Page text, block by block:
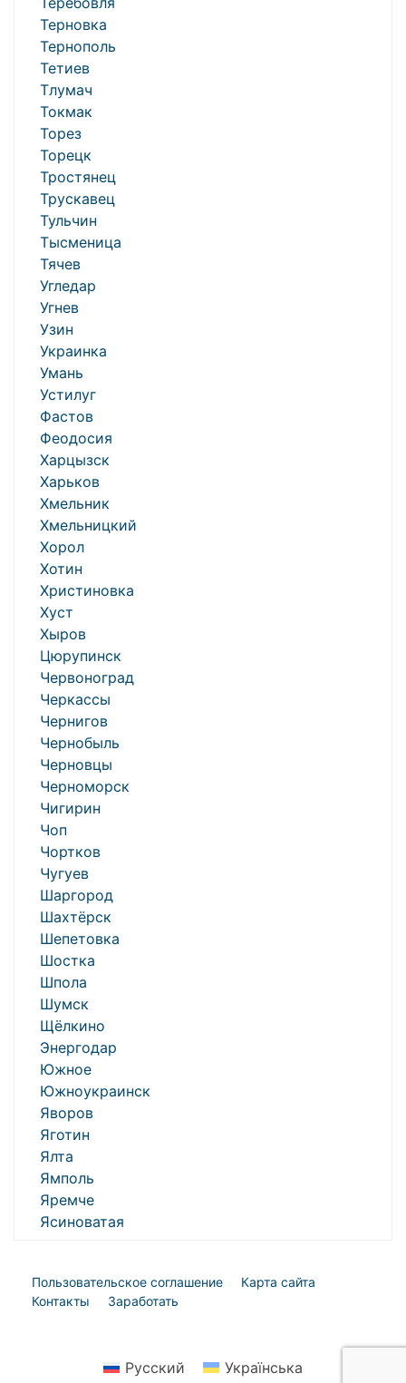
Терновка
Тернополь
Тетиев
Тлумач
Токмак
Торез
Торецк
Тростянец
Трускавец
Тульчин
Тысменица
Тячев
Угледар
Угнев
Узин
Украинка
Умань
Устилуг
Фастов
Феодосия
Харцызск
Харьков
Хмельник
Хмельницкий
Хорол
Хотин
Христиновка
Хуст
Хыров
Цюрупинск
Червоноград
Черкассы
Чернигов
Чернобыль
Черновцы
Черноморск
Чигирин
Чоп
Чортков
Чугуев
Шаргород
Шахтёрск
Шепетовка
Шостка
Шпола
Шумск
Щёлкино
Энергодар
Южное
Южноукраинск
Яворов
Яготин
Ялта
Ямполь
Яремче
Ясиноватая
Пользовательское соглашение
Карта сайта
Контакты
Заработать
Русский Українська